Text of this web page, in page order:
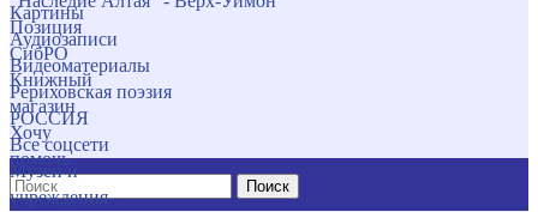
Позиция
СибРО
Книжный
магазин
Хочу
помочь
Поиск
Картины
Аудиозаписи
Видеоматериалы
Рериховская поэзия
РОССИЯ
Все соцсети
Музеи и
учреждения